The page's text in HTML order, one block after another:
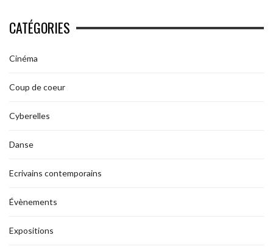
CATÉGORIES
Cinéma
Coup de coeur
Cyberelles
Danse
Ecrivains contemporains
Évènements
Expositions